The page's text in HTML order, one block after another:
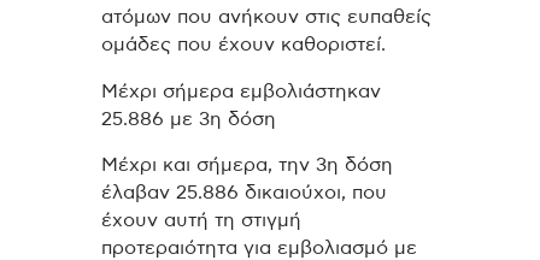
ατόμων που ανήκουν στις ευπαθείς
ομάδες που έχουν καθοριστεί.
Μέχρι σήμερα εμβολιάστηκαν
25.886 με 3η δόση
Μέχρι και σήμερα, την 3η δόση
έλαβαν 25.886 δικαιούχοι, που
έχουν αυτή τη στιγμή
προτεραιότητα για εμβολιασμό με